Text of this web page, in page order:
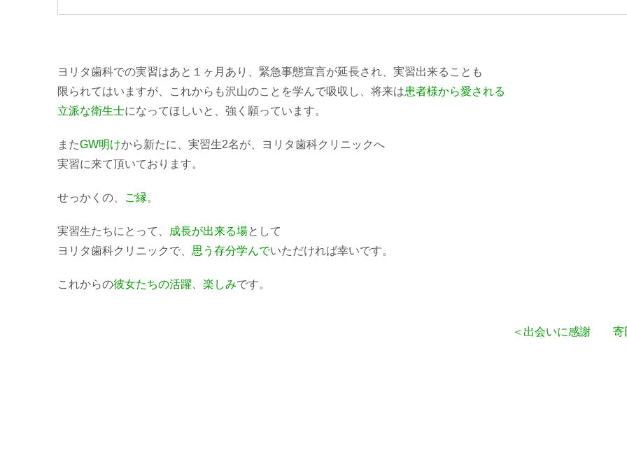
ヨリタ歯科での実習はあと１ヶ月あり、 緊急事態宣言が延長され、実習出来ることも
限られてはいますが、
これからも沢山のことを学んで吸収し、 将来は患者様から愛される
立派な衛生士になってほしいと、強く願っています。
またGW明けから新たに、実習生2名が、ヨリタ歯科クリニックへ
実習に来て頂いております。
せっかくの、 ご縁。
実習生たちにとって、 成長が出来る場として
ヨリタ歯科クリニックで、 思う存分学んでいただければ幸いです。
これからの彼女たちの活躍 楽しみです。
＜出会いに感謝 寄